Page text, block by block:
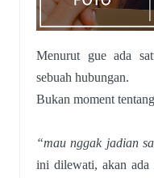
Menurut gue ada
sebuah hubungan.
Bukan moment
“mau nggak jadian
ini dilewati, akan ada